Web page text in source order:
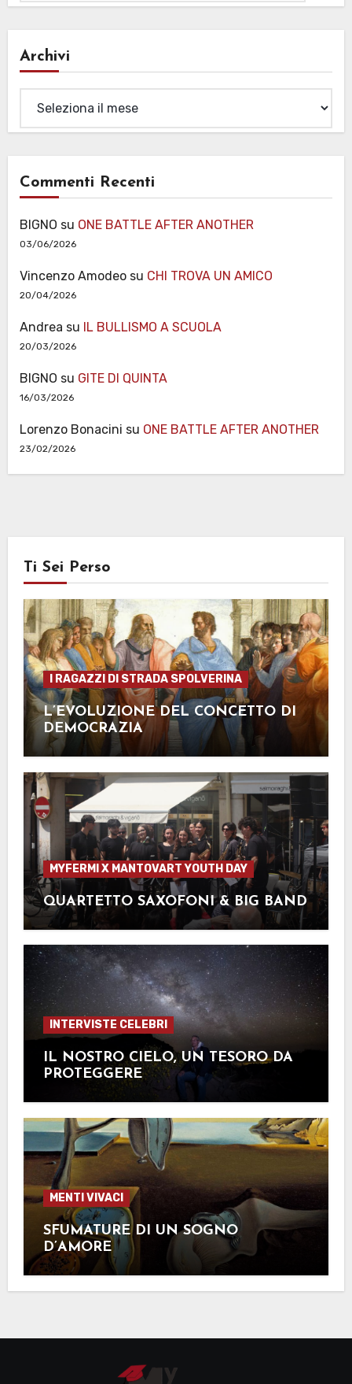
Archivi
Commenti Recenti
BIGNO su ONE BATTLE AFTER ANOTHER
03/06/2026
Vincenzo Amodeosu CHI TROVA UN AMICO
20/04/2026
Andrea su IL BULLISMO A SCUOLA
20/03/2026
BIGNO su GITE DI QUINTA
16/03/2026
Lorenzo Bonacini su ONE BATTLE AFTER ANOTHER
23/02/2026
Ti Sei Perso
I RAGAZZI DI STRADA SPOLVERINA
L’EVOLUZIONE DEL CONCETTO DI
DEMOCRAZIA
MYFERMI X MANTOVART YOUTH DAY
QUARTETTO SAXOFONI & BIG BAND
INTERVISTE CELEBRI
IL NOSTRO CIELO, UN TESORO DA
PROTEGGERE
MENTI VIVACI
SFUMATURE DI UN SOGNO
D’AMORE